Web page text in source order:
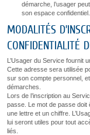
démarche, l’usager
son espace confidentiel.
MODALITÉS
CONFIDENTIALITÉ
L’Usager du Service fournit
Cette adresse sera utilisée
sur son compte personnel,
démarches.
Lors de l’inscription au
passe. Le mot de passe doit
une lettre et un chiffre.
lui seront utiles pour tout
liés.